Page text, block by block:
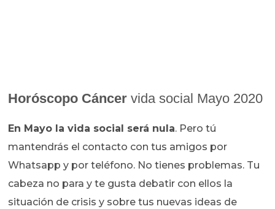
Horóscopo Cáncer vida social Mayo 2020
En Mayo la vida social será nula. Pero tú
mantendrás el contacto con tus amigos por
Whatsapp y por teléfono. No tienes problemas. Tu
cabeza no para y te gusta debatir con ellos la
situación de crisis y sobre tus nuevas ideas de